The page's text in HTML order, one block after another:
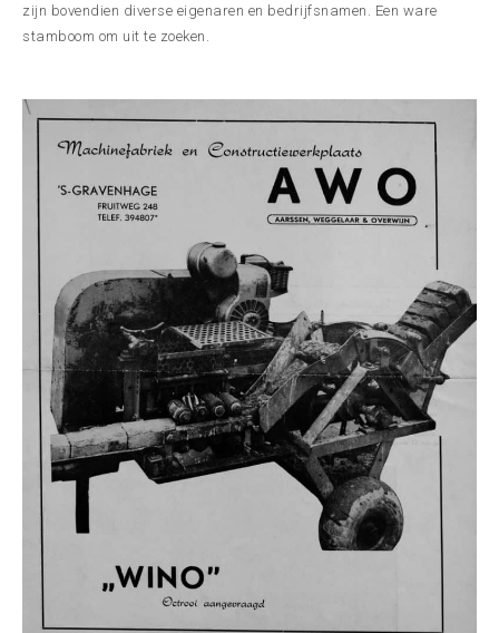
zijn bovendien diverse eigenaren en bedrijfsnamen. Een ware
stamboom om uit te zoeken.